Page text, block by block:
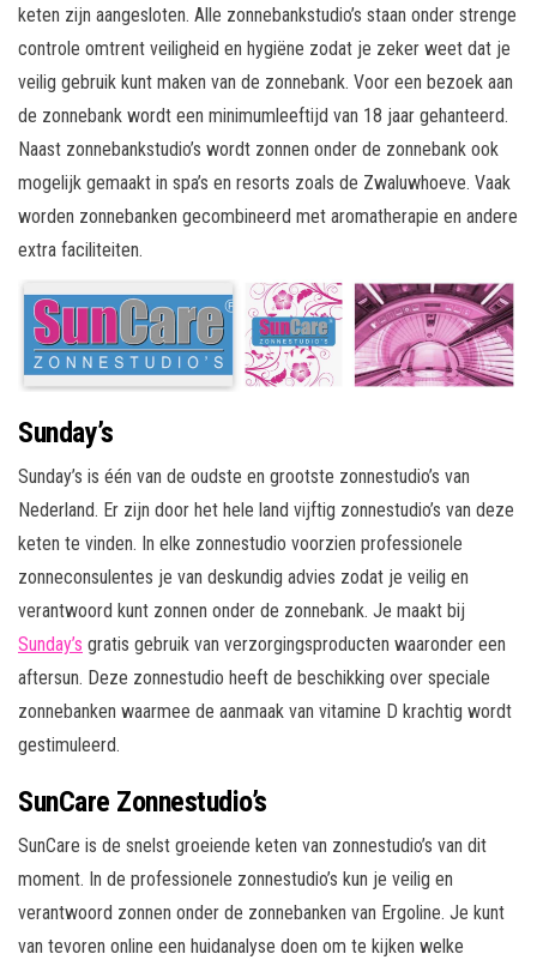
keten zijn aangesloten. Alle zonnebankstudio’s staan onder strenge
controle omtrent veiligheid en hygiëne zodat je zeker weet dat je
veilig gebruik kunt maken van de zonnebank. Voor een bezoek aan
de zonnebank wordt een minimumleeftijd van 18 jaar gehanteerd.
Naast zonnebankstudio’s wordt zonnen onder de zonnebank ook
mogelijk gemaakt in spa’s en resorts zoals de Zwaluwhoeve. Vaak
worden zonnebanken gecombineerd met aromatherapie en andere
extra faciliteiten.
Sunday’s
Sunday’s is één van de oudste en grootste zonnestudio’s van
Nederland. Er zijn door het hele land vijftig zonnestudio’s van deze
keten te vinden. In elke zonnestudio voorzien professionele
zonneconsulentes je van deskundig advies zodat je veilig en
verantwoord kunt zonnen onder de zonnebank. Je maakt bij
Sunday’s gratis gebruik van verzorgingsproducten waaronder een
aftersun. Deze zonnestudio heeft de beschikking over speciale
zonnebanken waarmee de aanmaak van vitamine D krachtig wordt
gestimuleerd.
SunCare Zonnestudio’s
SunCare is de snelst groeiende keten van zonnestudio’s van dit
moment. In de professionele zonnestudio’s kun je veilig en
verantwoord zonnen onder de zonnebanken van Ergoline. Je kunt
van tevoren online een huidanalyse doen om te kijken welke